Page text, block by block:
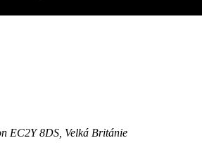
EC2Y 8DS, Velká Británie